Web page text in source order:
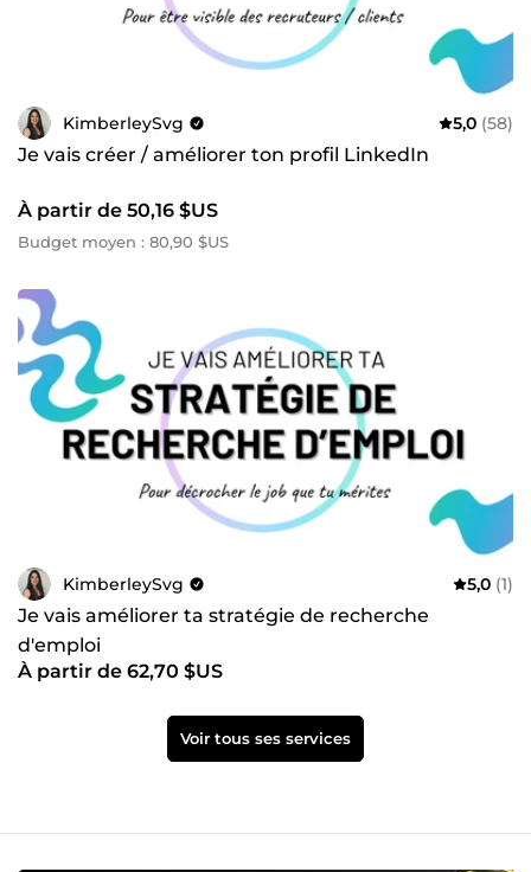
KimberleySvg 5,0 (58)
Je vais créer / améliorer ton profil LinkedIn
À partir de 50,16 $US
Budget moyen : 80,90 $US
KimberleySvg 5,0 (1)
Je vais améliorer ta stratégie de recherche
d'emploi
À partir de 62,70 $US
Voir tous ses services